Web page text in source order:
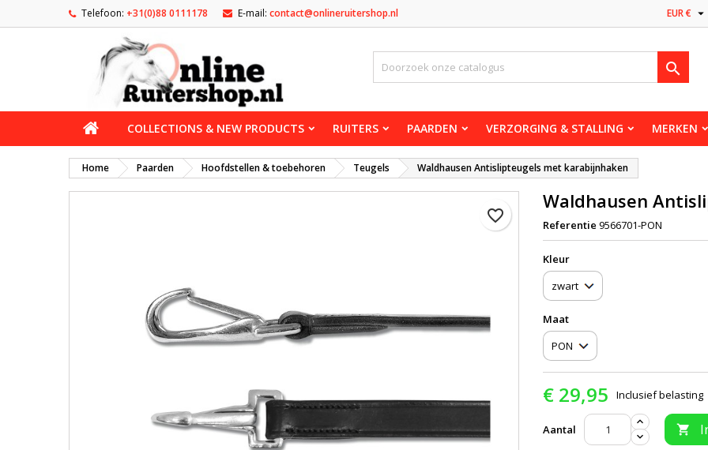
Telefoon: +31(0)88 0111178 E-mail: contact@onlineruitershop.nl EUR € 

COLLECTIONS & NEW PRODUCTS RUITERS PAARDEN VERZORGING & STALLING MERKEN
Home Paarden Hoofdstellen & toebehoren Teugels Waldhausen Antislipteugels met karabijnhaken
favorite_border
Waldhausen
Referentie 9566701-PON
Kleur
Maat
€ 29,95 Inclusief belasting
Aantal 